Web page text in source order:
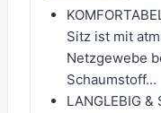
Sitz ist mit
Netzgewebe
Schaumstoff...
LANGLEBIG